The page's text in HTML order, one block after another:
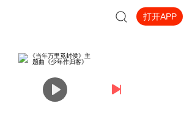
打开APP